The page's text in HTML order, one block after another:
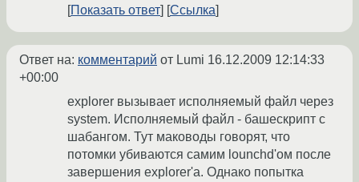
Показать ответ
Ссылка
Ответ на: комментарий от Lumi 16.12.2009 12:14:33
+00:00
explorer вызывает исполняемый файл через
system. Исполняемый файл - башескрипт с
шабангом. Тут маководы говорят, что
потомки убиваются самим lounchd'ом после
завершения explorer'а. Однако попытка